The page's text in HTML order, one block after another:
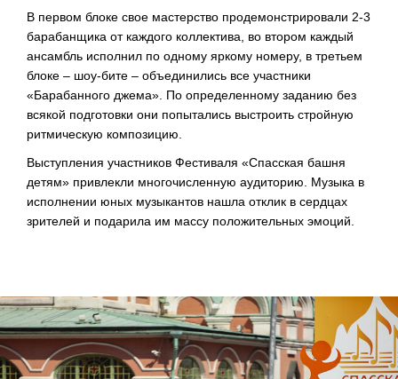
В первом блоке свое мастерство продемонстрировали 2-3
барабанщика от каждого коллектива, во втором каждый
ансамбль исполнил по одному яркому номеру, в третьем
блоке – шоу-бите – объединились все участники
«Барабанного джема». По определенному заданию без
всякой подготовки они попытались выстроить стройную
ритмическую композицию.
Выступления участников Фестиваля «Спасская башня
детям» привлекли многочисленную аудиторию. Музыка в
исполнении юных музыкантов нашла отклик в сердцах
зрителей и подарила им массу положительных эмоций.